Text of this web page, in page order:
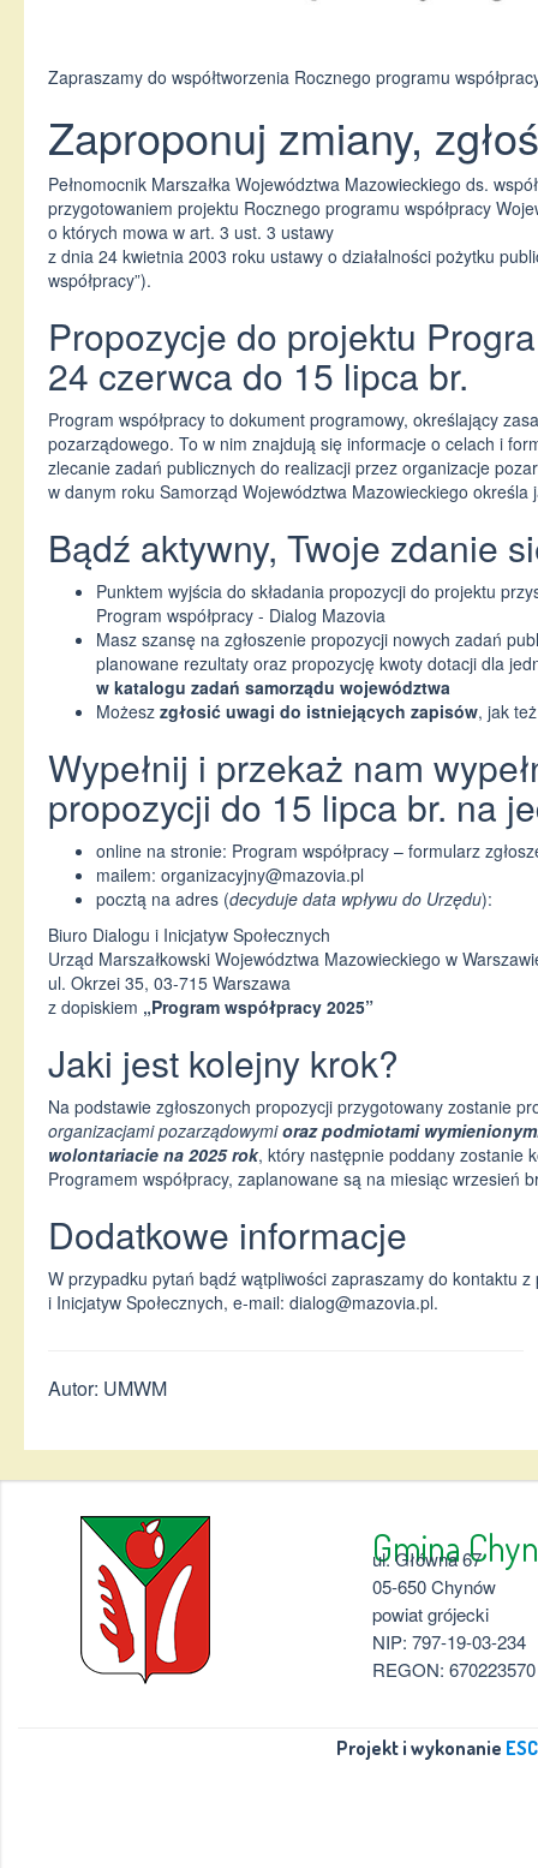
Zapraszamy do współtworzenia Rocznego programu
Zaproponuj zmiany,
Pełnomocnik Marszałka Województwa Mazowieckiego ds.
przygotowaniem projektu Rocznego programu współpracy
o których mowa w art. 3 ust. 3 ustawy
z dnia 24 kwietnia 2003 roku ustawy o działalności pożytku
współpracy”).
Propozycje do projektu
24 czerwca do 15 lipca br.
Program współpracy to dokument programowy, określający
pozarządowego. To w nim znajdują się informacje o celach i
zlecanie zadań publicznych do realizacji przez organizacje
w danym roku Samorząd Województwa Mazowieckiego określa
Bądź aktywny, Twoje zdanie
Punktem wyjścia do składania propozycji do projektu
Program współpracy - Dialog Mazovia
Masz szansę na zgłoszenie propozycji nowych zadań
planowane rezultaty oraz propozycję kwoty dotacji dla
w katalogu zadań samorządu województwa
Możesz zgłosić uwagi do istniejących zapisów, jak
Wypełnij i przekaż nam
propozycji do 15 lipca br. na
online na stronie: Program współpracy – formularz
mailem: organizacyjny@mazovia.pl
pocztą na adres (decyduje data wpływu do Urzędu):
Biuro Dialogu i Inicjatyw Społecznych
Urząd Marszałkowski Województwa Mazowieckiego w
ul. Okrzei 35, 03-715 Warszawa
z dopiskiem „Program współpracy 2025”
Jaki jest kolejny krok?
Na podstawie zgłoszonych propozycji przygotowany zostanie
organizacjami pozarządowymioraz podmiotami
wolontariacie na 2025 rok, który następnie poddany zostanie
Programem współpracy, zaplanowane są na miesiąc wrzesień
Dodatkowe informacje
W przypadku pytań bądź wątpliwości zapraszamy do kontaktu
i Inicjatyw Społecznych, e-mail: dialog@mazovia.pl.
Autor: UMWM
Gmina
ul. Główna 67
05-650 Chynów
powiat grójecki
NIP: 797-19-03-234
REGON: 670223570
Projekt i wykonanie ESC